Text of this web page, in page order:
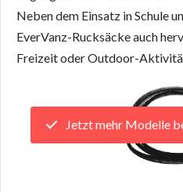
Neben dem Einsatz in Schule
EverVanz-Rucksäcke auch
Freizeit oder Outdoor-
Jetzt mehr Modelle